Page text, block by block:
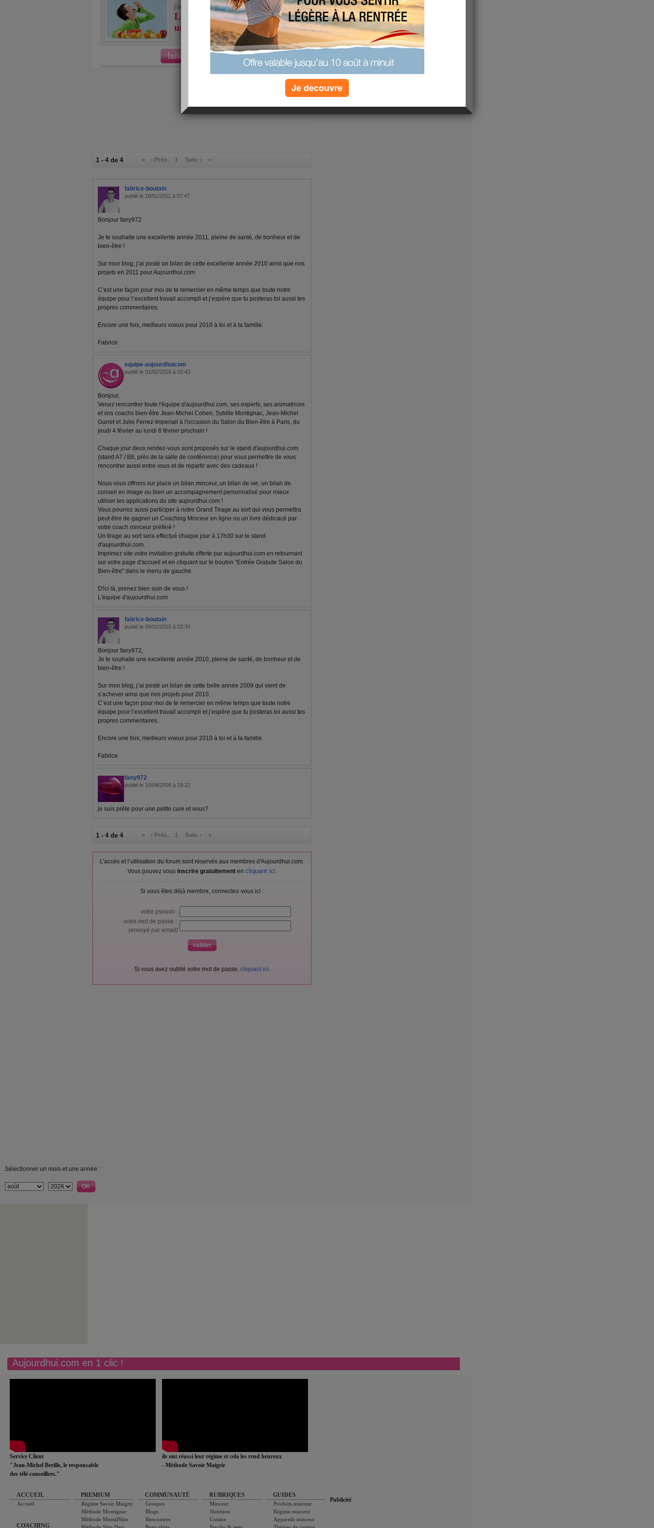
j'ai fait 10/10 au quizz
Les 10 astuces pour
une détox réussie
»plus de quizz
1 - 4 de 4 « ‹ Préc. 1 Suiv. › »
fabrice-boutain
publié le 18/01/2011 à 07:47
Bonjour fany972
Je te souhaite une excellente année 2011, pleine de santé, de bonheur et de
bien-être !
Sur mon blog, j’ai posté un bilan de cette excellente année 2010 ainsi que nos
projets en 2011 pour Aujourdhui.com
C’est une façon pour moi de te remercier en même temps que toute notre
équipe pour l’excellent travail accompli et j’espère que tu posteras toi aussi tes
propres commentaires.
Encore une fois, meilleurs voeux pour 2010 à toi et à ta famille.
Fabrice
equipe-aujourdhuicom
publié le 01/02/2010 à 02:43
Bonjour,
Venez rencontrer toute l'équipe d'aujourdhui.com, ses experts, ses animatrices
et vos coachs bien-être Jean-Michel Cohen, Sybille Montignac, Jean-Michel
Gurret et Julie Ferrez-Imperiali à l'occasion du Salon du Bien-être à Paris, du
jeudi 4 février au lundi 8 février prochain !
Chaque jour deux rendez-vous sont proposés sur le stand d'aujourdhui.com
(stand A7 / B8, près de la salle de conférence) pour vous permettre de vous
rencontrer aussi entre vous et de repartir avec des cadeaux !
Nous vous offrons sur place un bilan minceur, un bilan de vie, un bilan de
conseil en image ou bien un accompagnement personnalisé pour mieux
utiliser les applications du site aujourdhui.com !
Vous pourrez aussi participer à notre Grand Tirage au sort qui vous permettra
peut-être de gagner un Coaching Minceur en ligne ou un livre dédicacé par
votre coach minceur préféré !
Un tirage au sort sera effectué chaque jour à 17h30 sur le stand
d'aujourdhui.com.
Imprimez vite votre invitation gratuite offerte par aujourdhui.com en retournant
sur votre page d'accueil et en cliquant sur le bouton "Entrée Gratuite Salon du
Bien-être" dans le menu de gauche.
D'ici là, prenez bien soin de vous !
L'équipe d'aujourdhui.com
fabrice-boutain
publié le 06/01/2010 à 02:34
Bonjour fany972,
Je te souhaite une excellente année 2010, pleine de santé, de bonheur et de
bien-être !
Sur mon blog, j’ai posté un bilan de cette belle année 2009 qui vient de
s’achever ainsi que nos projets pour 2010.
C’est une façon pour moi de te remercier en même temps que toute notre
équipe pour l’excellent travail accompli et j’espère que tu posteras toi aussi tes
propres commentaires.
Encore une fois, meilleurs voeux pour 2010 à toi et à ta famille.
Fabrice
fany972
publié le 16/04/2009 à 18:22
je suis prête pour une petite cure et vous?
1 - 4 de 4 « ‹ Préc. 1 Suiv. › »
L’accès et l’utilisation du forum sont réservés aux membres d'Aujourdhui.com.
Vous pouvez vous inscrire gratuitementen cliquant ici.
Si vous êtes déjà membre, connectez-vous ici :
votre pseudo :
votre mot de passe :
(envoyé par email)
Si vous avez oublié votre mot de passe, cliquant ici.
Sélectionner un mois et une année :
Aujourdhui.com en 1 clic !
Service Client
"Jean-Michel Berille, le responsable
des télé-conseillers."
ils ont réussi leur régime et cela les rend heureux
- Méthode Savoir Maigrir
ACCUEIL
Accueil
COACHING
PREMIUM
Régime Savoir Maigrir
Méthode Montignac
Méthode MentalSlim
COMMUNAUTÉ
Groupes
Blogs
Rencontres
RUBRIQUES
Minceur
Nutrition
Cuisine
GUIDES
Produits minceur
Régime minceur
Appareils minceur
Publicité
Je decouvre